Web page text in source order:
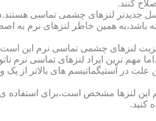
کنند.
جدیدتر لنزهای چشمی تماسی
باشد،به همین خاطر لنزهای نرم به
لنزهای چشمی تماسی نرم این است
مهم ترین ایراد لنزهای تماسی
علت در آستیگماتیسم های بالاتر از
لنزها مشخص است،برای استفاده ی